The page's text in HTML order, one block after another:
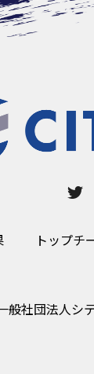
トップチ
般社団法人シ